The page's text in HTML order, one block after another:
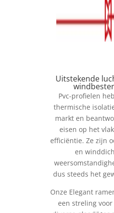
Uitstekende
Pvc-profielen
thermische
markt en
eisen op het
efficiëntie. Ze zijn
en
dus steeds het
Onze Elegant
een streling